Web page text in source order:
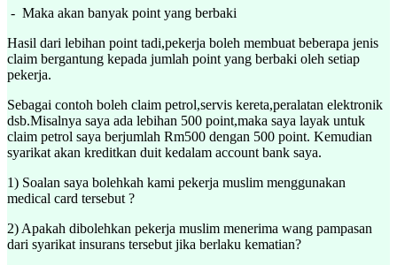
- Maka akan banyak point yang berbaki
Hasil dari lebihan point tadi,pekerja boleh membuat beberapa jenis
claim bergantung kepada jumlah point yang berbaki oleh setiap
pekerja.
Sebagai contoh boleh claim petrol,servis kereta,peralatan elektronik
dsb.Misalnya saya ada lebihan 500 point,maka saya layak untuk
claim petrol saya berjumlah Rm500 dengan 500 point. Kemudian
syarikat akan kreditkan duit kedalam account bank saya.
1) Soalan saya bolehkah kami pekerja muslim menggunakan
medical card tersebut ?
2) Apakah dibolehkan pekerja muslim menerima wang pampasan
dari syarikat insurans tersebut jika berlaku kematian?